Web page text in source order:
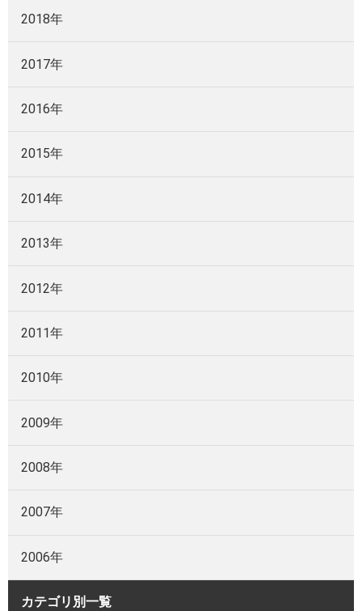
2018年
2017年
2016年
2015年
2014年
2013年
2012年
2011年
2010年
2009年
2008年
2007年
2006年
カテゴリ別一覧